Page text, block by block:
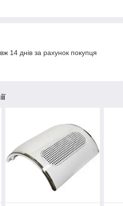
14 днів за рахунок покупця